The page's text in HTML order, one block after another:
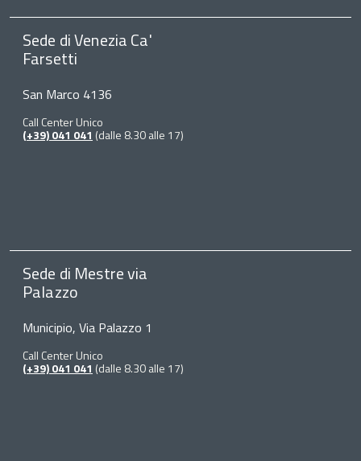
Sede di Venezia Ca'
Farsetti
San Marco 4136
Call Center Unico
(+39) 041 041 (dalle 8.30 alle 17)
Sede di Mestre via
Palazzo
Municipio, Via Palazzo 1
Call Center Unico
(+39) 041 041 (dalle 8.30 alle 17)